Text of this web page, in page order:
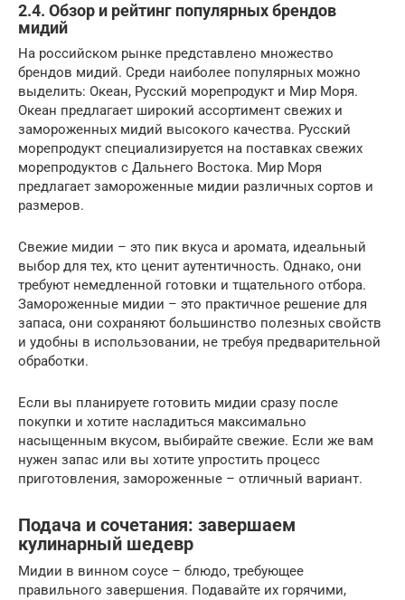
2.4. Обзор и рейтинг популярных брендов
мидий
На российском рынке представлено множество
брендов мидий. Среди наиболее популярных можно
выделить: Океан, Русский морепродукт и Мир Моря.
Океан предлагает широкий ассортимент свежих и
замороженных мидий высокого качества. Русский
морепродукт специализируется на поставках свежих
морепродуктов с Дальнего Востока. Мир Моря
предлагает замороженные мидии различных сортов и
размеров.
Свежие мидии – это пик вкуса и аромата, идеальный
выбор для тех, кто ценит аутентичность. Однако, они
требуют немедленной готовки и тщательного отбора.
Замороженные мидии – это практичное решение для
запаса, они сохраняют большинство полезных свойств
и удобны в использовании, не требуя предварительной
обработки.
Если вы планируете готовить мидии сразу после
покупки и хотите насладиться максимально
насыщенным вкусом, выбирайте свежие. Если же вам
нужен запас или вы хотите упростить процесс
приготовления, замороженные – отличный вариант.
Подача и сочетания: завершаем
кулинарный шедевр
Мидии в винном соусе – блюдо, требующее
правильного завершения. Подавайте их горячими,